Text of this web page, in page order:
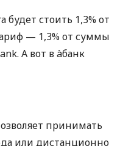
будет стоить 1,3% от
— 1,3% от суммы
А вот в àбанк
принимать
или дистанционно